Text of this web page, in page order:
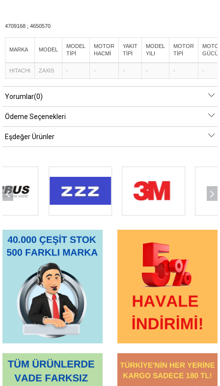
4709168 ; 4650570
MARKA MODEL
MODEL
TİPİ
MOTOR
HACMİ
YAKIT
TİPİ
MODEL
YILI
MOTOR
TİPİ
GÜCÜ
HITACHI ZAXIS - - - - - -
Yorumlar(0)
Ödeme Seçenekleri
Eşdeğer Ürünler